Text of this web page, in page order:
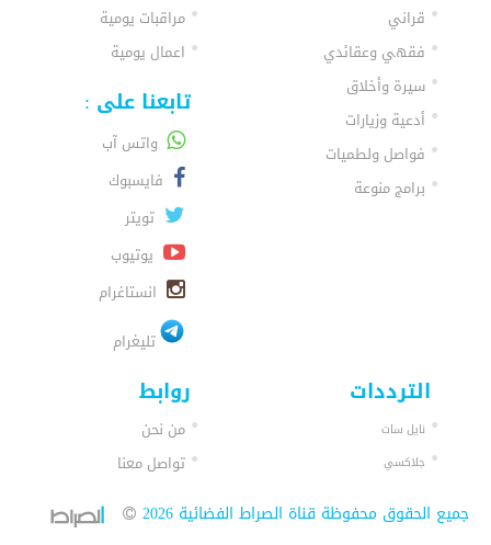
قراني
فقهي وعقائدي
سيرة وأخلاق
أدعية وزيارات
فواصل ولطميات
برامج منوعة
مراقبات يومية
اعمال يومية
تابعنا على :
واتس آب
فايسبوك
تويتر
يوتيوب
انستاغرام
تليغرام
الترددات
نايل سات
جلاكسي
روابط
من نحن
تواصل معنا
جميع الحقوق محفوظة قناة الصراط الفضائية 2026